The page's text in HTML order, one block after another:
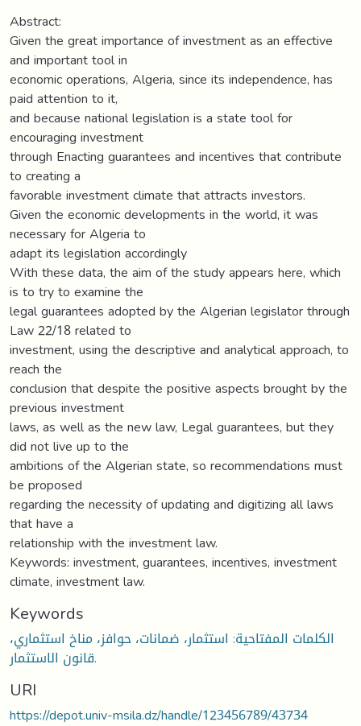
Abstract:
Given the great importance of investment as an effective
and important tool in
economic operations, Algeria, since its independence, has
paid attention to it,
and because national legislation is a state tool for
encouraging investment
through Enacting guarantees and incentives that contribute
to creating a
favorable investment climate that attracts investors.
Given the economic developments in the world, it was
necessary for Algeria to
adapt its legislation accordingly
With these data, the aim of the study appears here, which
is to try to examine the
legal guarantees adopted by the Algerian legislator through
Law 22/18 related to
investment, using the descriptive and analytical approach, to
reach the
conclusion that despite the positive aspects brought by the
previous investment
laws, as well as the new law, Legal guarantees, but they
did not live up to the
ambitions of the Algerian state, so recommendations must
be proposed
regarding the necessity of updating and digitizing all laws
that have a
relationship with the investment law.
Keywords: investment, guarantees, incentives, investment
climate, investment law.
Keywords
الكلمات المفتاحیة: استثمار، ضمانات، حوافز، مناخ استثماري،
قانون الاستثمار.
URI
https://depot.univ-msila.dz/handle/123456789/43734